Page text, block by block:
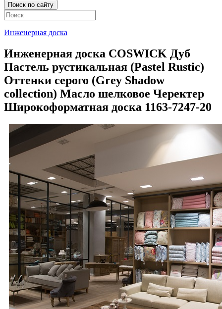
Поиск по сайту
Инженерная доска
Инженерная доска COSWICK Дуб
Пастель рустикальная (Pastel Rustic)
Оттенки серого (Grеy Shadow
collection) Масло шелковое Черектер
Широкоформатная доска 1163-7247-20